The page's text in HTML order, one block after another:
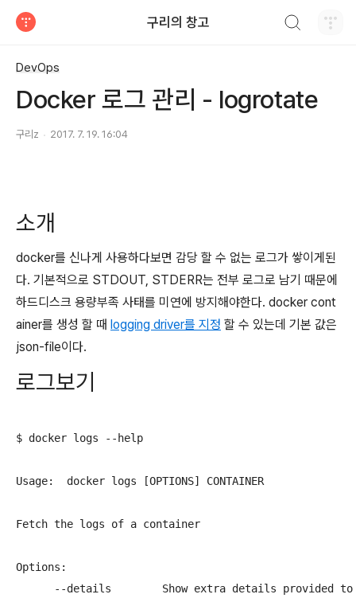
구리의 창고
DevOps
Docker 로그 관리 - logrotate
구리z 2017. 7. 19. 16:04
소개
docker를 신나게 사용하다보면 감당 할 수 없는 로그가 쌓이게된
다. 기본적으로 STDOUT, STDERR는 전부 로그로 남기 때문에
하드디스크 용량부족 사태를 미연에 방지해야한다. docker cont
ainer를 생성 할 때 logging driver를 지정 할 수 있는데 기본 값은
json-file이다.
로그보기
$ docker logs --help
Usage:  docker logs [OPTIONS] CONTAINER
Fetch the logs of a container
Options:
--details        Show extra details provided to